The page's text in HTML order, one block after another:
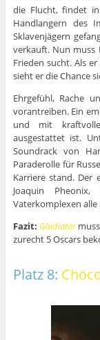
die Flucht, findet
Handlangern des
Sklavenjägern
verkauft. Nun muss
Frieden sucht. Als
sieht er die Chance
Ehrgefühl, Rache
vorantreiben. Ein
und mit
ausgestattet ist.
Soundrack von
Paraderolle für
Karriere stand. Der
Joaquin
Vaterkomplexen alle
Fazit: Gladiator
zurecht 5 Oscars
Platz 8: